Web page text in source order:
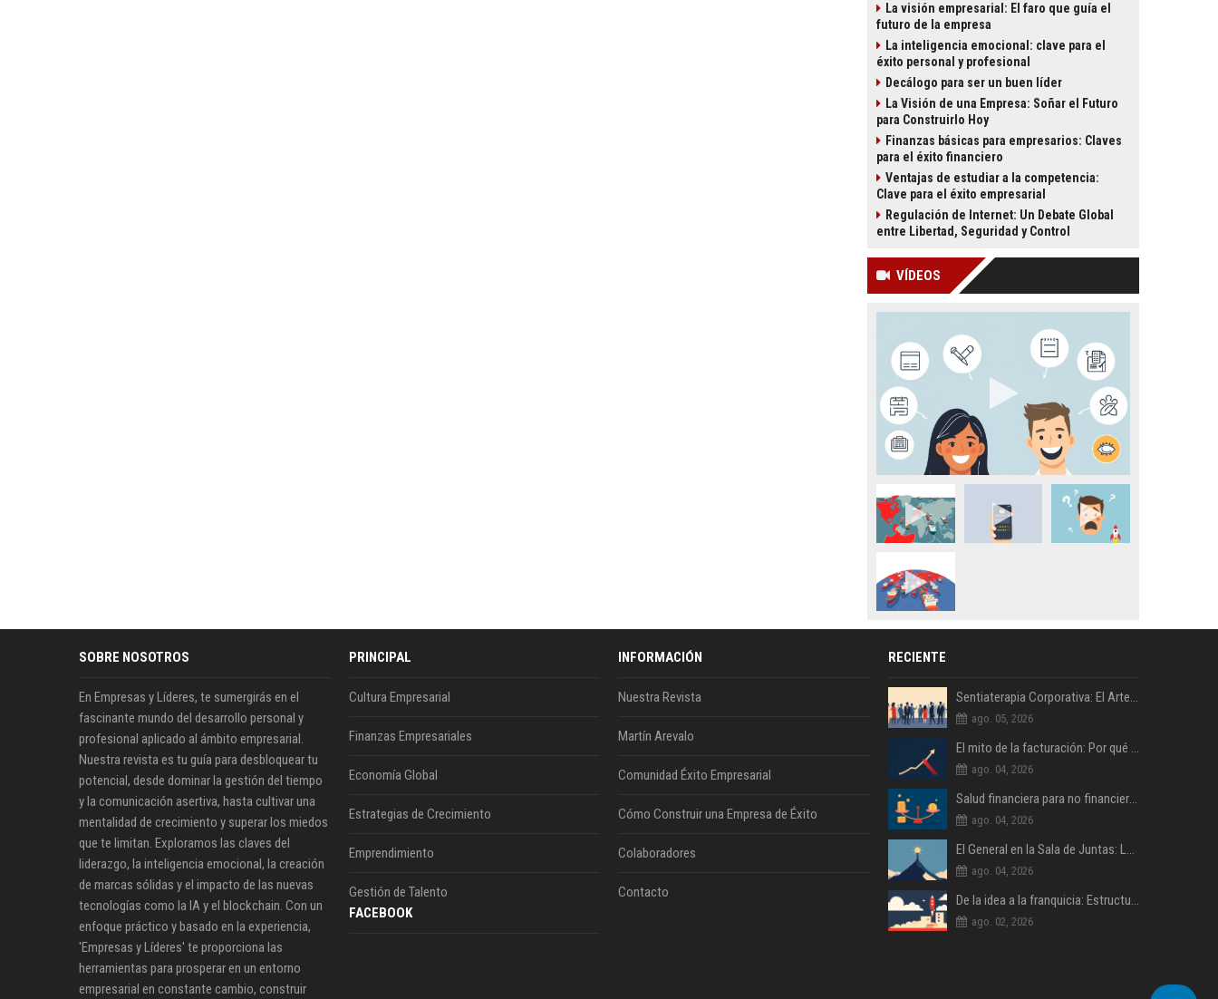
La visión empresarial: El faro que guía el
futuro de la empresa
La inteligencia emocional: clave para el
éxito personal y profesional
Decálogo para ser un buen líder
La Visión de una Empresa: Soñar el Futuro
para Construirlo Hoy
Finanzas básicas para empresarios: Claves
para el éxito financiero
Ventajas de estudiar a la competencia:
Clave para el éxito empresarial
Regulación de Internet: Un Debate Global
entre Libertad, Seguridad y Control
VÍDEOS
SOBRE NOSOTROS
En Empresas y Líderes, te sumergirás en el
fascinante mundo del desarrollo personal y
profesional aplicado al ámbito empresarial.
Nuestra revista es tu guía para desbloquear tu
potencial, desde dominar la gestión del tiempo
y la comunicación asertiva, hasta cultivar una
mentalidad de crecimiento y superar los miedos
que te limitan. Exploramos las claves del
liderazgo, la inteligencia emocional, la creación
de marcas sólidas y el impacto de las nuevas
tecnologías como la IA y el blockchain. Con un
enfoque práctico y basado en la experiencia,
'Empresas y Líderes' te proporciona las
herramientas para prosperar en un entorno
empresarial en constante cambio, construir
PRINCIPAL
Cultura Empresarial
Finanzas Empresariales
Economía Global
Estrategias de Crecimiento
Emprendimiento
Gestión de Talento
INFORMACIÓN
Nuestra Revista
Martín Arevalo
Comunidad Éxito Empresarial
Cómo Construir una Empresa de Éxito
Colaboradores
Contacto
RECIENTE
Sentiaterapia Corporativa: El Arte de Decidir con Inteligencia Emocional
ago. 05, 2026
El mito de la facturación: Por qué la rentabilidad es lo único que importa
ago. 04, 2026
Salud financiera para no financieros: Lo que tu contable no te explica
ago. 04, 2026
El General en la Sala de Juntas: Lecciones de Liderazgo Militar para la Empresa Civil
ago. 04, 2026
De la idea a la franquicia: Estructurando un modelo de negocio escalable
ago. 02, 2026
FACEBOOK